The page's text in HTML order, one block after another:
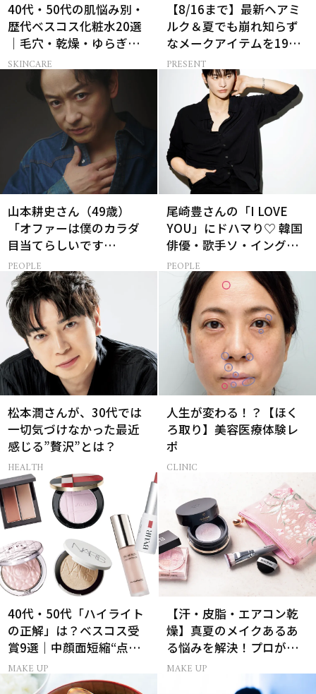
40代・50代の肌悩み別・
歴代ベスコス化粧水20選
｜毛穴・乾燥・ゆらぎな
ど
SKINCARE
【8/16まで】最新ヘアミ
ルク＆夏でも崩れ知らず
なメークアイテムを19名
様にプレゼント！
PRESENT
山本耕史さん（49歳）
「オファーは僕のカラダ
目当てらしいです
（笑）」全編英語ミュー
ジカルへの挑戦
PEOPLE
尾崎豊さんの「I LOVE
YOU」にドハマり♡ 韓国
俳優・歌手ソ・イングク
さんの音楽がすべての人
生って？
PEOPLE
松本潤さんが、30代では
一切気づけなかった最近
感じる”贅沢”とは？
HEALTH
人生が変わる！？【ほく
ろ取り】美容医療体験レ
ポ
CLINIC
40代・50代「ハイライト
の正解」は？ベスコス受
賞9選｜中顔面短縮“点置
き”メイク法も
MAKE UP
【汗・皮脂・エアコン乾
燥】真夏のメイクあるあ
る悩みを解決！プロが教
えるパウダー活用術
MAKE UP